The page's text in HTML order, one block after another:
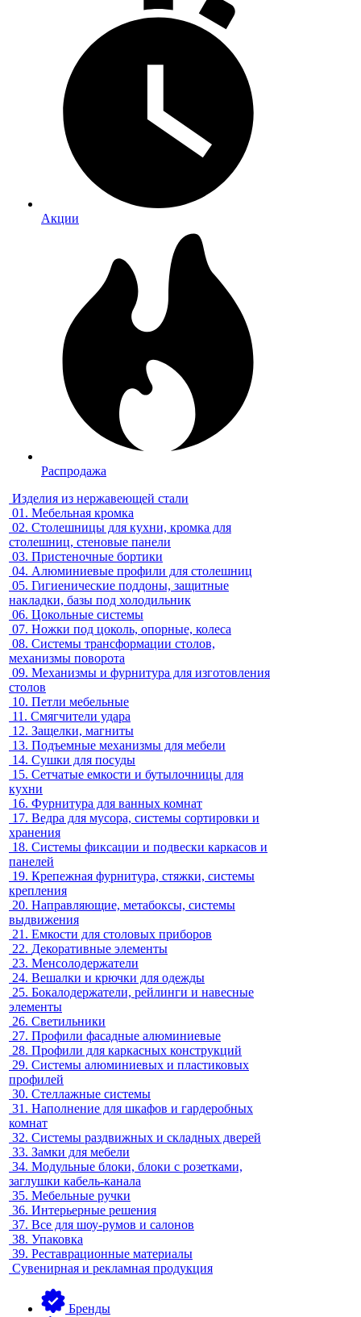
Акции
Распродажа
Изделия из нержавеющей стали
01. Мебельная кромка
02. Столешницы для кухни, кромка для
столешниц, стеновые панели
03. Пристеночные бортики
04. Алюминиевые профили для столешниц
05. Гигиенические поддоны, защитные
накладки, базы под холодильник
06. Цокольные системы
07. Ножки под цоколь, опорные, колеса
08. Системы трансформации столов,
механизмы поворота
09. Механизмы и фурнитура для изготовления
столов
10. Петли мебельные
11. Смягчители удара
12. Защелки, магниты
13. Подъемные механизмы для мебели
14. Сушки для посуды
15. Сетчатые емкости и бутылочницы для
кухни
16. Фурнитура для ванных комнат
17. Ведра для мусора, системы сортировки и
хранения
18. Системы фиксации и подвески каркасов и
панелей
19. Крепежная фурнитура, стяжки, системы
крепления
20. Направляющие, метабоксы, системы
выдвижения
21. Емкости для столовых приборов
22. Декоративные элементы
23. Менсолодержатели
24. Вешалки и крючки для одежды
25. Бокалодержатели, рейлинги и навесные
элементы
26. Светильники
27. Профили фасадные алюминиевые
28. Профили для каркасных конструкций
29. Системы алюминиевых и пластиковых
профилей
30. Стеллажные системы
31. Наполнение для шкафов и гардеробных
комнат
32. Системы раздвижных и складных дверей
33. Замки для мебели
34. Модульные блоки, блоки с розетками,
заглушки кабель-канала
35. Мебельные ручки
36. Интерьерные решения
37. Все для шоу-румов и салонов
38. Упаковка
39. Реставрационные материалы
Сувенирная и рекламная продукция
Бренды